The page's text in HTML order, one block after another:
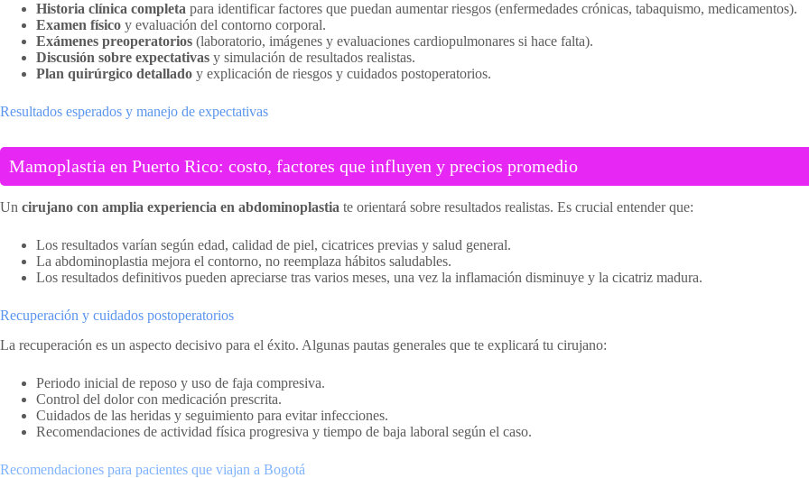
Historia clínica completa para identificar factores que puedan aumentar riesgos (enfermedades crónicas, tabaquismo, medicamentos).
Examen físico y evaluación del contorno corporal.
Exámenes preoperatorios (laboratorio, imágenes y evaluaciones cardiopulmonares si hace falta).
Discusión sobre expectativas y simulación de resultados realistas.
Plan quirúrgico detallado y explicación de riesgos y cuidados postoperatorios.
Resultados esperados y manejo de expectativas
Mamoplastia en Puerto Rico: costo, factores que influyen y precios promedio
Un cirujano con amplia experiencia en abdominoplastia te orientará sobre resultados realistas. Es crucial entender que:
Los resultados varían según edad, calidad de piel, cicatrices previas y salud general.
La abdominoplastia mejora el contorno, no reemplaza hábitos saludables.
Los resultados definitivos pueden apreciarse tras varios meses, una vez la inflamación disminuye y la cicatriz madura.
Recuperación y cuidados postoperatorios
La recuperación es un aspecto decisivo para el éxito. Algunas pautas generales que te explicará tu cirujano:
Periodo inicial de reposo y uso de faja compresiva.
Control del dolor con medicación prescrita.
Cuidados de las heridas y seguimiento para evitar infecciones.
Recomendaciones de actividad física progresiva y tiempo de baja laboral según el caso.
Recomendaciones para pacientes que viajan a Bogotá